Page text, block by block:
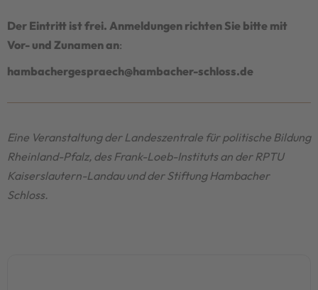
Der Eintritt ist frei. Anmeldungen richten Sie bitte mit
Vor- und Zunamen an:
hambachergespraech@hambacher-schloss.de
Eine Veranstaltung der Landeszentrale für politische Bildung
Rheinland-Pfalz, des Frank-Loeb-Instituts an der RPTU
Kaiserslautern-Landau und der Stiftung Hambacher
Schloss.